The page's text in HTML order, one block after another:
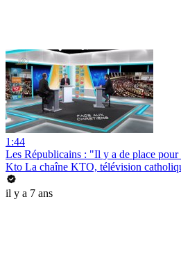
1:44
Les Républicains : "Il y a de place
Kto La chaîne KTO, télévision
il y a 7 ans